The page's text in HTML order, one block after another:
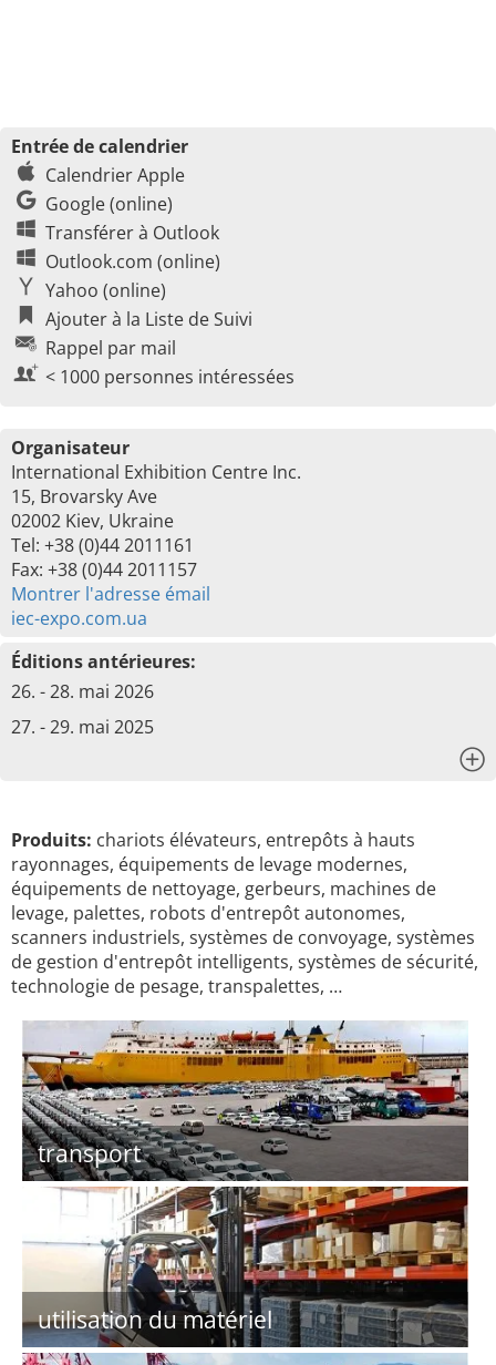
Entrée de calendrier
Calendrier Apple
Google (online)
Transférer à Outlook
Outlook.com (online)
Yahoo (online)
Ajouter à la Liste de Suivi
Rappel par mail
< 1000 personnes intéressées
Organisateur
International Exhibition Centre Inc.
15, Brovarsky Ave
02002 Kiev, Ukraine
Tel: +38 (0)44 2011161
Fax: +38 (0)44 2011157
Montrer l'adresse émail
iec-expo.com.ua
Éditions antérieures:
26. - 28. mai 2026
27. - 29. mai 2025
Produits: chariots élévateurs, entrepôts à hauts
rayonnages, équipements de levage modernes,
équipements de nettoyage, gerbeurs, machines de
levage, palettes, robots d'entrepôt autonomes,
scanners industriels, systèmes de convoyage, systèmes
de gestion d'entrepôt intelligents, systèmes de sécurité,
technologie de pesage, transpalettes, …
transport
utilisation du matériel